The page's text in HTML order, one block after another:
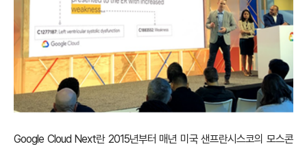
Google Cloud Next란 2015년부터 매년 미국 샌프란시스코의 모스콘